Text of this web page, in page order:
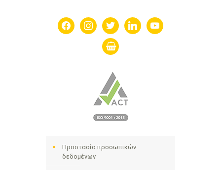
facebookinstagramtwitter linkedin youtube
shopping-
basket
Προστασία προσωπικών
δεδομένων